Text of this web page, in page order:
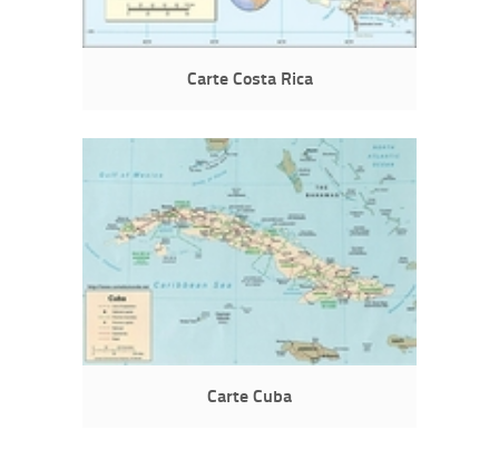
Carte Costa Rica
Carte Cuba